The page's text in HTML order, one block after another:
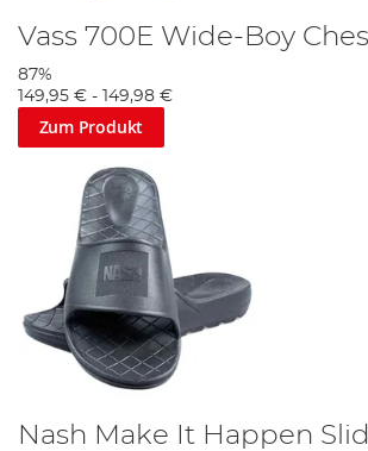
Vass 700E Wide-Boy
87%
149,95 € - 149,98 €
Zum Produkt
Nash Make It Happen